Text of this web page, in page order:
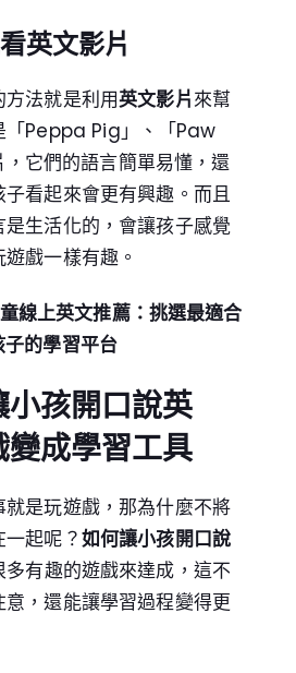
英文影片
方法就是利用英文影片來幫
「Peppa Pig」、「Paw
它們的語言簡單易懂，還
看起來會更有興趣。而且
生活化的，會讓孩子感覺
戲一樣有趣。
線上英文推薦：挑選最適合
子的學習平台
孩開口說英
成學習工具
是玩遊戲，那為什麼不將
起呢？如何讓小孩開口說
多有趣的遊戲來達成，這不
，還能讓學習過程變得更